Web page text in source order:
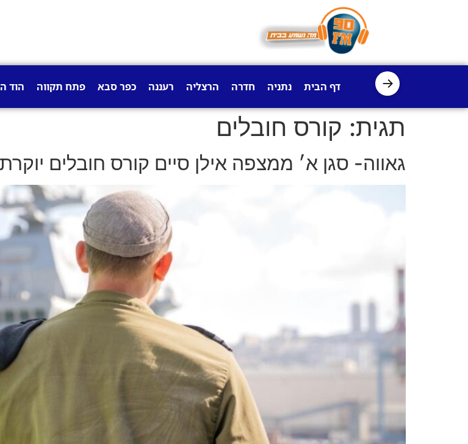
→ דף הבית נתניה חדרה הרצליה רעננה כפר סבא פתח תקווה הוד
תגית: קורס חובלים
גאווה- סגן א׳ ממצפה אילן סיים קורס חובלים